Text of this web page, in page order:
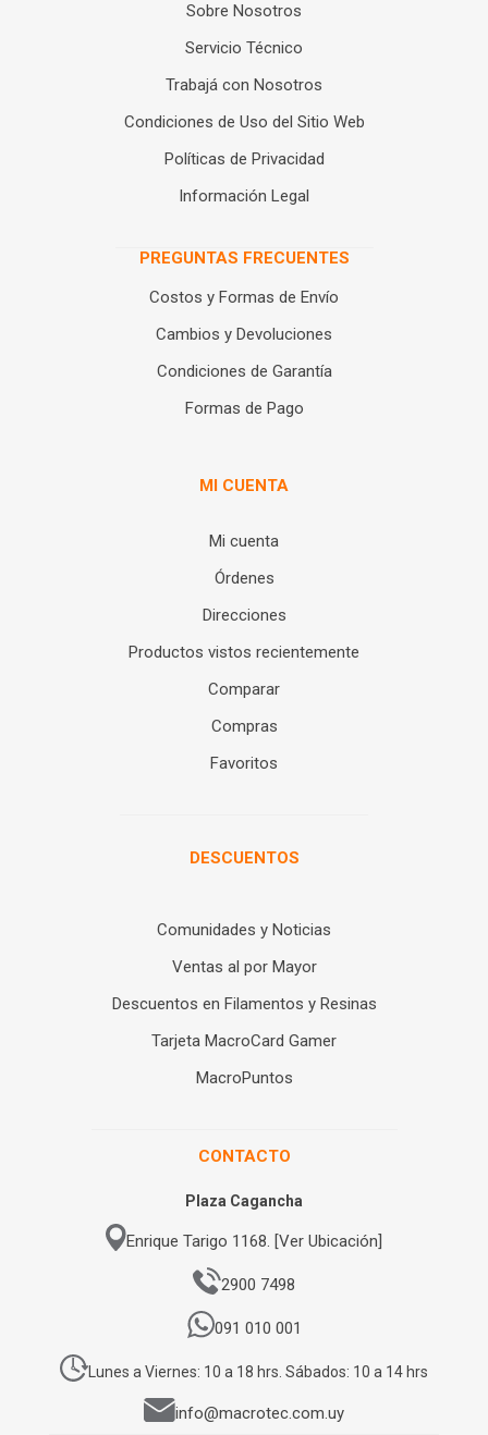
Sobre Nosotros
Servicio Técnico
Trabajá con Nosotros
Condiciones de Uso del Sitio Web
Políticas de Privacidad
Información Legal
PREGUNTAS FRECUENTES
Costos y Formas de Envío
Cambios y Devoluciones
Condiciones de Garantía
Formas de Pago
MI CUENTA
Mi cuenta
Órdenes
Direcciones
Productos vistos recientemente
Comparar
Compras
Favoritos
DESCUENTOS
Comunidades y Noticias
Ventas al por Mayor
Descuentos en Filamentos y Resinas
Tarjeta MacroCard Gamer
MacroPuntos
CONTACTO
Plaza Cagancha
Enrique Tarigo 1168. [Ver Ubicación]
2900 7498
091 010 001
Lunes a Viernes: 10 a 18 hrs. Sábados: 10 a 14 hrs
info@macrotec.com.uy